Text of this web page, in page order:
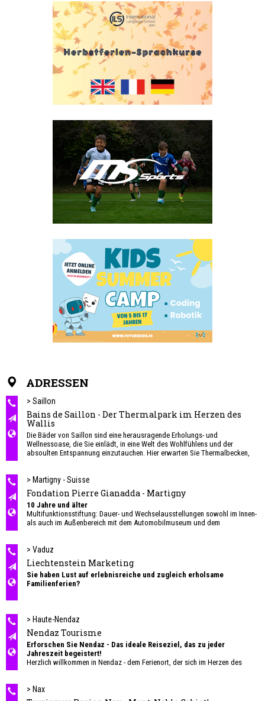
ADRESSEN
> Saillon
Bains de Saillon - Der Thermalpark im Herzen des
Wallis
Die Bäder von Saillon sind eine herausragende Erholungs- und
Wellnessoase, die Sie einlädt, in eine Welt des Wohlfühlens und der
absoulten Entspannung einzutauchen. Hier erwarten Sie Thermalbecken,
Vielzahl an Erlebnissen für Jung und Alt gleichermaßen. Das ideale
Reiseziel für Familien.
> Martigny - Suisse
Fondation Pierre Gianadda - Martigny
10 Jahre und älter
Multifunktionsstiftung: Dauer- und Wechselausstellungen sowohl im Innen-
als auch im Außenbereich mit dem Automobilmuseum und dem
> Vaduz
Liechtenstein Marketing
Sie haben Lust auf erlebnisreiche und zugleich erholsame
Familienferien?
Abenteuer und Erholung zugleich. Ihre Kinder können in der Skischule in
Malbun Skifahren lernen oder im malbi-Park die ersten Versuche auf Skiern
wagen. Im Sommer können Sie einen der zahlreichen Themen- oder
Wanderwege erkunden, mit Lamas oder einem Alder auf Tour gehen oder
sich im Bergsee oder Schwimmbad abkühlen.
Eltern und Grosseltern ausgerichtet. Die touristischen Leistungsträger
setzen sich kontinuierlich mit dem Thema Qualität auseinander und widmen
> Haute-Nendaz
Nendaz Tourisme
Erforschen Sie Nendaz - Das ideale Reiseziel, das zu jeder
Jahreszeit begeistert!
Herzlich willkommen in Nendaz - dem Ferienort, der sich im Herzen des
Die privilegierte Lage inmitten der Berge macht Nendaz zu einem perfekten
> Nax